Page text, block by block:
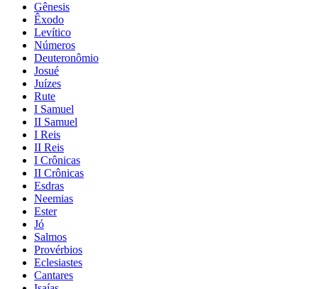
Gênesis
Êxodo
Levítico
Números
Deuteronômio
Josué
Juízes
Rute
I Samuel
II Samuel
I Reis
II Reis
I Crônicas
II Crônicas
Esdras
Neemias
Ester
Jó
Salmos
Provérbios
Eclesiastes
Cantares